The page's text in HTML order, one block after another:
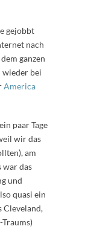
gejobbt
nach
ganzen
wieder bei
America
paar Tage
wir das
am
war das
und
quasi ein
Cleveland,